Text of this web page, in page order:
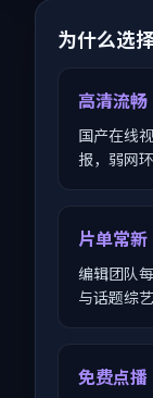
为什么选
高清流畅
国产在线
报，弱网
片单常新
编辑团队
与话题综
免费点播